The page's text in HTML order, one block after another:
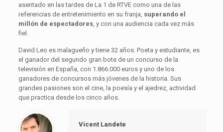
asentado en las tardes de La 1 de RTVE como una de las
referencias de entretenimiento en su franja, superando el
millón de espectadores, y con una audiencia cada vez más
fiel.
David Leo es malagueño y tiene 32 años. Poeta y estudiante, es
el ganador del segundo gran bote de un concurso de la
televisión en España, con 1.866.000 euros y uno de los
ganadores de concursos más jóvenes de la historia. Sus
grandes pasiones son el cine, la poesía y el ajedrez, actividad
que practica desde los cinco años.
Vicent Landete